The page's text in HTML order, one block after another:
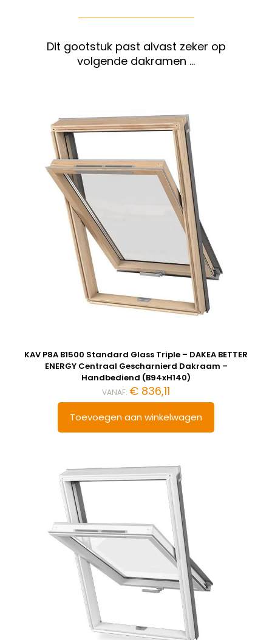
Dit gootstuk past alvast zeker op
volgende dakramen …
KAV P8A B1500 Standard Glass Triple – DAKEA BETTER
ENERGY Centraal Gescharnierd Dakraam –
Handbediend (B94xH140)
VANAF: € 836,11
Toevoegen aan winkelwagen